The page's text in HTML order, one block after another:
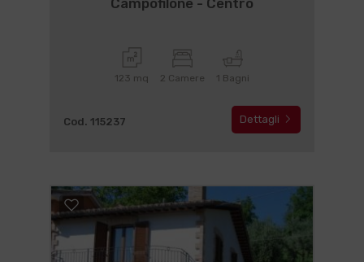
Campofilone - Centro
123 mq 2 Camere 1 Bagni
Cod. 115237 Dettagli